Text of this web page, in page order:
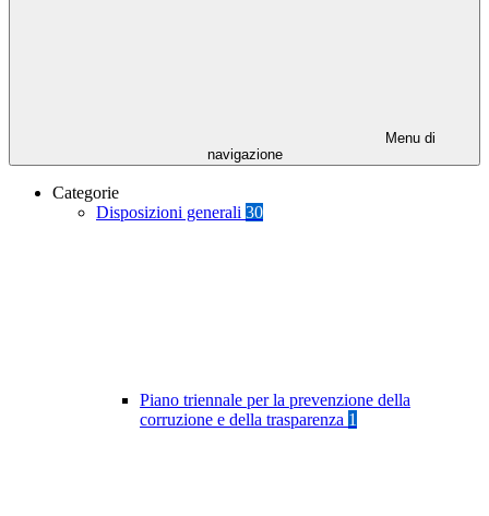
Menu di
navigazione
Categorie
Disposizioni generali 30
Piano triennale per la prevenzione della
corruzione e della trasparenza 1